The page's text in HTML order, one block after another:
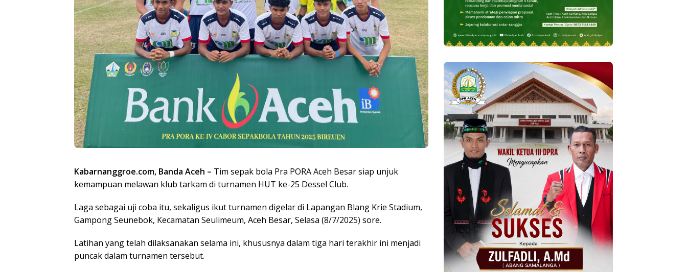
Kabarnanggroe.com, Banda Aceh – Tim sepak bola Pra PORA Aceh Besar siap unjuk
kemampuan melawan klub tarkam di turnamen HUT ke-25 Dessel Club.
Laga sebagai uji coba itu, sekaligus ikut turnamen digelar di Lapangan Blang Krie Stadium,
Gampong Seunebok, Kecamatan Seulimeum, Aceh Besar, Selasa (8/7/2025) sore.
Latihan yang telah dilaksanakan selama ini, khususnya dalam tiga hari terakhir ini menjadi
puncak dalam turnamen tersebut.